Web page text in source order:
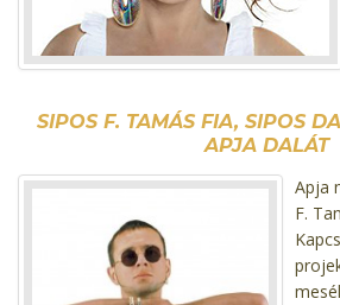
SIPOS F. TAMÁS FIA, SIPOS
APJA DALÁT
Apja
F.